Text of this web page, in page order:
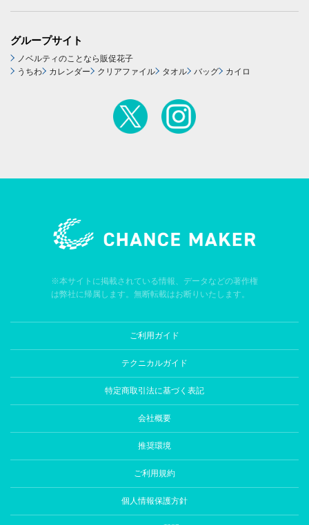
グループサイト
ノベルティのことなら販促花子
うちわ
カレンダー クリアファイル タオル バッグ カイロ
※本サイトに掲載されている情報、データなどの著作権
は弊社に帰属します。無断転載はお断りいたします。
ご利用ガイド
テクニカルガイド
特定商取引法に基づく表記
会社概要
推奨環境
ご利用規約
個人情報保護方針